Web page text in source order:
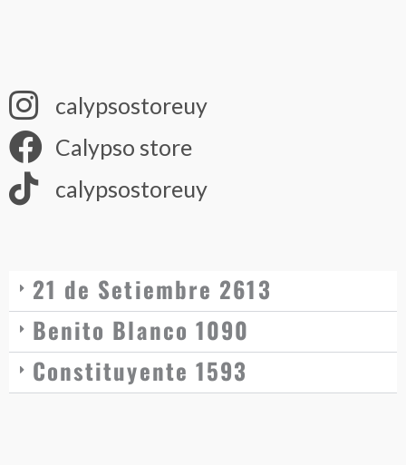
calypsostoreuy
Calypso store
calypsostoreuy
21 de Setiembre 2613
Benito Blanco 1090
Constituyente 1593